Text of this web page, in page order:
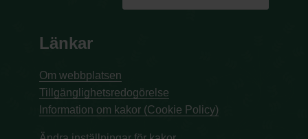
Länkar
Om webbplatsen
Tillgänglighetsredogörelse
Information om kakor (Cookie Policy)